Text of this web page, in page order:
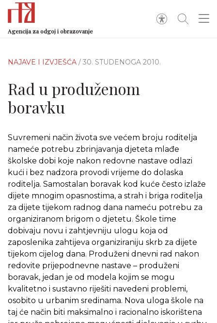
Agencija za odgoj i obrazovanje
NAJAVE I IZVJEŠĆA / 30. STUDENOGA 2010.
Rad u produženom
boravku
Suvremeni način života sve većem broju roditelja
nameće potrebu zbrinjavanja djeteta mlađe
školske dobi koje nakon redovne nastave odlazi
kući i bez nadzora provodi vrijeme do dolaska
roditelja. Samostalan boravak kod kuće često izlaže
dijete mnogim opasnostima, a strah i briga roditelja
za dijete tijekom radnog dana nameću potrebu za
organiziranom brigom o djetetu. Škole time
dobivaju novu i zahtjevniju ulogu koja od
zaposlenika zahtijeva organiziraniju skrb za dijete
tijekom cijelog dana. Produženi dnevni rad nakon
redovite prijepodnevne nastave – produženi
boravak, jedan je od modela kojim se mogu
kvalitetno i sustavno riješiti navedeni problemi,
osobito u urbanim sredinama. Nova uloga škole na
taj će način biti maksimalno i racionalno iskorištena